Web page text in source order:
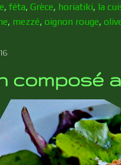
, féta, Grèce, horiatiki, la
, mezzé, oignon rouge,
composé